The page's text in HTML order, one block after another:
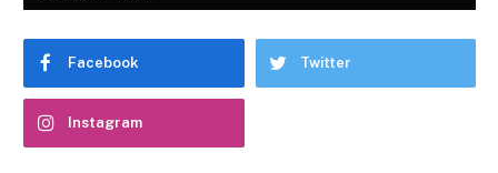
Facebook Twitter
Instagram